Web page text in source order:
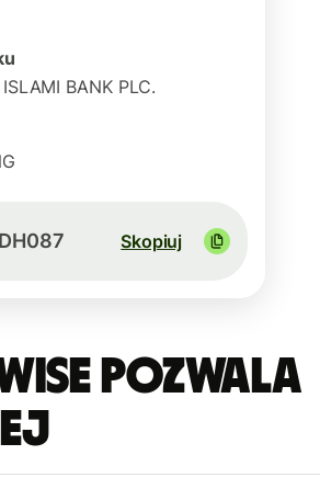
BANK PLC.
Skopiuj
pozwala